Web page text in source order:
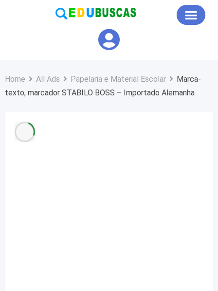
Home All Ads Papelaria e Material Escolar
Marca-
texto, marcador STABILO BOSS – Importado Alemanha